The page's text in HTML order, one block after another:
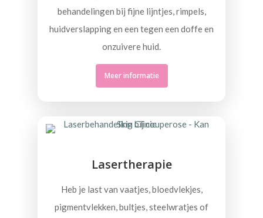
behandelingen bij fijne lijntjes, rimpels,
huidverslapping en een tegen een doffe en
onzuivere huid.
Meer informatie
Lasertherapie
Heb je last van vaatjes, bloedvlekjes,
pigmentvlekken, bultjes, steelwratjes of